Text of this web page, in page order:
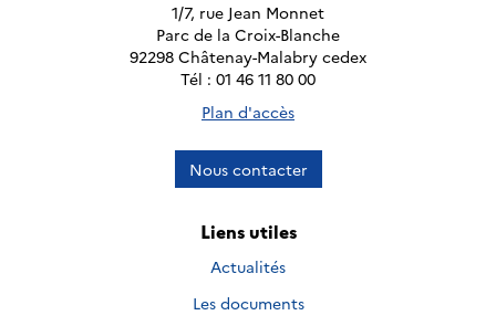
1/7, rue Jean Monnet
Parc de la Croix-Blanche
92298 Châtenay-Malabry cedex
Tél : 01 46 11 80 00
Plan d'accès
Nous contacter
Liens utiles
Actualités
Les documents